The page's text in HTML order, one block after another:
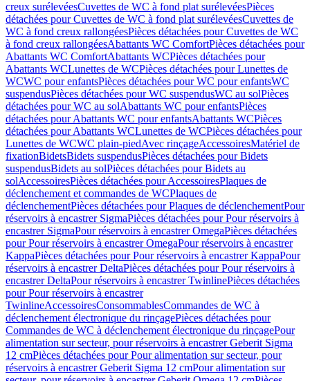
creux surélevéesCuvettes de WC à fond plat surélevéesPièces
détachées pour Cuvettes de WC à fond plat surélevéesCuvettes de
WC à fond creux rallongéesPièces détachées pour Cuvettes de WC
à fond creux rallongéesAbattants WC ComfortPièces détachées pour
Abattants WC ComfortAbattants WCPièces détachées pour
Abattants WCLunettes de WCPièces détachées pour Lunettes de
WCWC pour enfantsPièces détachées pour WC pour enfantsWC
suspendusPièces détachées pour WC suspendusWC au solPièces
détachées pour WC au solAbattants WC pour enfantsPièces
détachées pour Abattants WC pour enfantsAbattants WCPièces
détachées pour Abattants WCLunettes de WCPièces détachées pour
Lunettes de WCWC plain-piedAvec rinçageAccessoiresMatériel de
fixationBidetsBidets suspendusPièces détachées pour Bidets
suspendusBidets au solPièces détachées pour Bidets au
solAccessoiresPièces détachées pour AccessoiresPlaques de
déclenchement et commandes de WCPlaques de
déclenchementPièces détachées pour Plaques de déclenchementPour
réservoirs à encastrer SigmaPièces détachées pour Pour réservoirs à
encastrer SigmaPour réservoirs à encastrer OmegaPièces détachées
pour Pour réservoirs à encastrer OmegaPour réservoirs à encastrer
KappaPièces détachées pour Pour réservoirs à encastrer KappaPour
réservoirs à encastrer DeltaPièces détachées pour Pour réservoirs à
encastrer DeltaPour réservoirs à encastrer TwinlinePièces détachées
pour Pour réservoirs à encastrer
TwinlineAccessoiresConsommablesCommandes de WC à
déclenchement électronique du rinçagePièces détachées pour
Commandes de WC à déclenchement électronique du rinçagePour
alimentation sur secteur, pour réservoirs à encastrer Geberit Sigma
12 cmPièces détachées pour Pour alimentation sur secteur, pour
réservoirs à encastrer Geberit Sigma 12 cmPour alimentation sur